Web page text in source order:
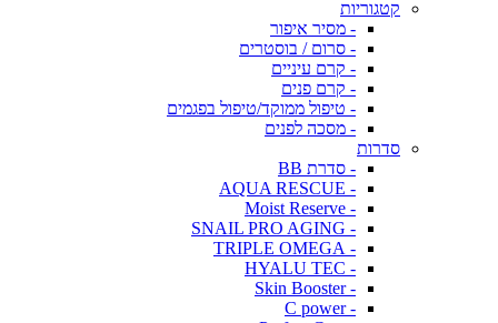
קטגוריות
- מסיר איפור
- סרום / בוסטרים
- קרם עיניים
- קרם פנים
- טיפול ממוקד/טיפול בפגמים
- מסכה לפנים
סדרות
- סדרת BB
- AQUA RESCUE
- Moist Reserve
- SNAIL PRO AGING
- TRIPLE OMEGA
- HYALU TEC
- Skin Booster
- C power